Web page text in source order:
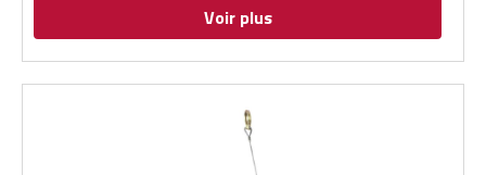
Voir plus